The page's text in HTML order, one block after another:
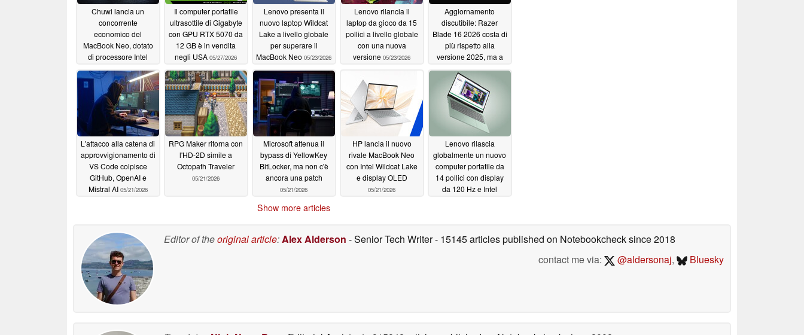
Chuwi lancia un
concorrente
economico del
MacBook Neo, dotato
di processore Intel
06/25/2026
Il computer portatile
ultrasottile di Gigabyte
con GPU RTX 5070 da
12 GB è in vendita
negli USA 05/27/2026
Lenovo presenta il
nuovo laptop Wildcat
Lake a livello globale
per superare il
MacBook Neo 05/23/2026
Lenovo rilancia il
laptop da gioco da 15
pollici a livello globale
con una nuova
versione 05/23/2026
Aggiornamento
discutibile: Razer
Blade 16 2026 costa di
più rispetto alla
versione 2025, ma a
nei giochi05/21/2026
L'attacco alla catena di
approvvigionamento di
VS Code colpisce
GitHub, OpenAI e
Mistral AI 05/21/2026
RPG Maker ritorna con
l'HD-2D simile a
Octopath Traveler
05/21/2026
Microsoft attenua il
bypass di YellowKey
BitLocker, ma non c'è
ancora una patch
05/21/2026
HP lancia il nuovo
rivale MacBook Neo
con Intel Wildcat Lake
e display OLED
05/21/2026
Lenovo rilascia
globalmente un nuovo
computer portatile da
14 pollici con display
da 120 Hz e Intel
Show more articles
Editor of theoriginal article:Alex Alderson - Senior Tech Writer- 15145 articles published on Notebookchecksince 2018
contact me via:
@aldersonaj, Bluesky